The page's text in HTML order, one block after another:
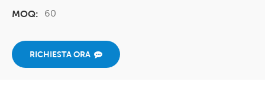
MOQ:
60
RICHIESTA ORA